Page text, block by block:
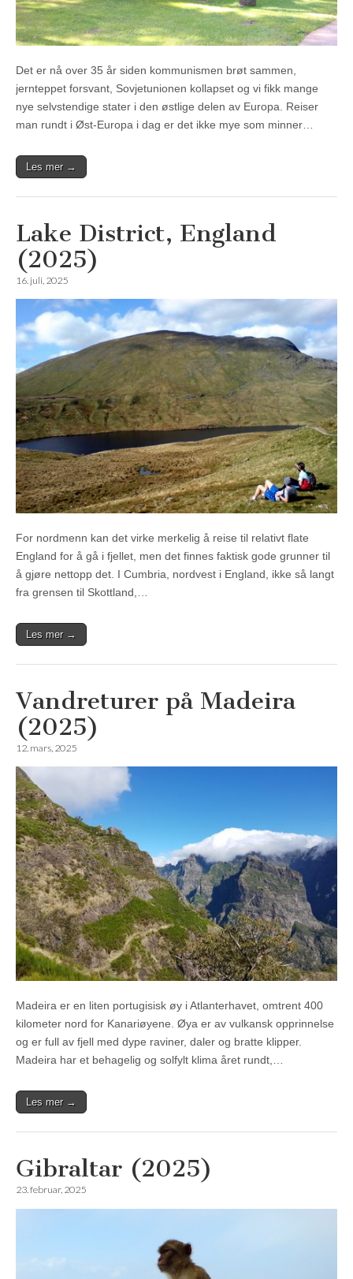
Det er nå over 35 år siden kommunismen brøt sammen,
jernteppet forsvant, Sovjetunionen kollapset og vi fikk mange
nye selvstendige stater i den østlige delen av Europa. Reiser
man rundt i Øst-Europa i dag er det ikke mye som minner…
Les mer →
Lake District, England
(2025)
16. juli, 2025
For nordmenn kan det virke merkelig å reise til relativt flate
England for å gå i fjellet, men det finnes faktisk gode grunner til
å gjøre nettopp det. I Cumbria, nordvest i England, ikke så langt
fra grensen til Skottland,…
Les mer →
Vandreturer på Madeira
(2025)
12. mars, 2025
Madeira er en liten portugisisk øy i Atlanterhavet, omtrent 400
kilometer nord for Kanariøyene. Øya er av vulkansk opprinnelse
og er full av fjell med dype raviner, daler og bratte klipper.
Madeira har et behagelig og solfylt klima året rundt,…
Les mer →
Gibraltar (2025)
23. februar, 2025